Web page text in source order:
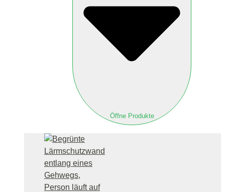
Öffne Produkte